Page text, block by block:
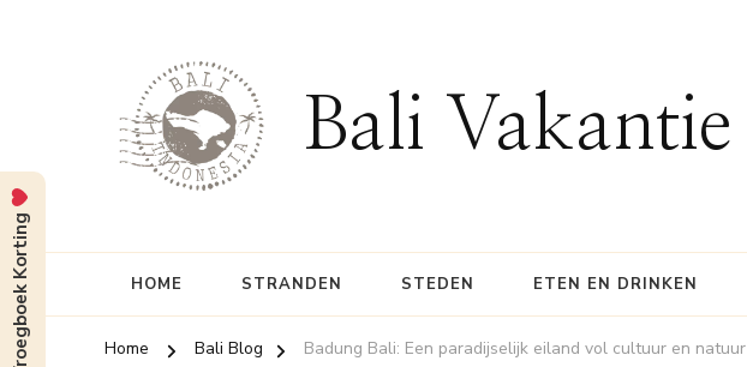
Bali Vakantie
HOME STRANDEN STEDEN ETEN EN DRINKEN
Home Bali Blog Badung Bali: Een paradijselijk eiland vol cultuur en natuur
Vroegboek Korting